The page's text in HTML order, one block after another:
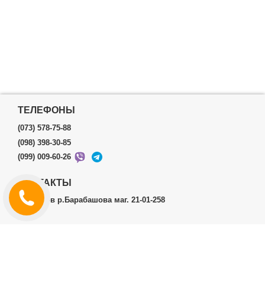
ТЕЛЕФОНЫ
(073) 578-75-88
(098) 398-30-85
(099) 009-60-26
КОНТАКТЫ
г.Харьков р.Барабашова маг. 21-01-258